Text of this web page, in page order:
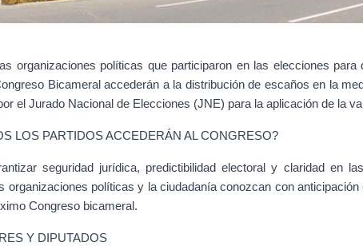
organizaciones políticas que participaron en las elecciones
Bicameral accederán a la distribución de escaños en la
el Jurado Nacional de Elecciones (JNE) para la aplicación de la
LOS PARTIDOS ACCEDERÁN AL CONGRESO?
seguridad jurídica, predictibilidad electoral y claridad en
organizaciones políticas y la ciudadanía conozcan con
Congreso bicameral.
Y DIPUTADOS